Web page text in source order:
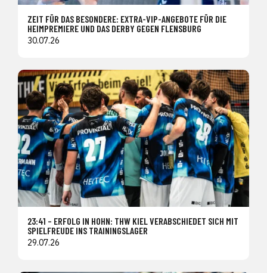
ZEIT FÜR DAS BESONDERE: EXTRA-VIP-ANGEBOTE FÜR DIE
HEIMPREMIERE UND DAS DERBY GEGEN FLENSBURG
30.07.26
23:41 – ERFOLG IN HOHN: THW KIEL VERABSCHIEDET SICH MIT
SPIELFREUDE INS TRAININGSLAGER
29.07.26